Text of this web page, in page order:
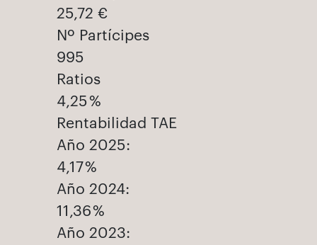
25,72 €
Nº Partícipes
995
Ratios
4,25 %
Rentabilidad TAE
Año 2025:
4,17 %
Año 2024:
11,36 %
Año 2023: